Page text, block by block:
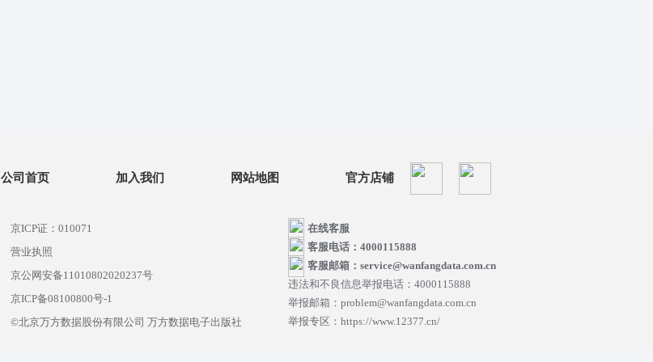
公司首页 加入我们 网站地图 官方店铺
京ICP证：010071
营业执照
京公网安备11010802020237号
京ICP备08100800号-1
©北京万方数据股份有限公司 万方数据电子出版社
在线客服
客服电话：4000115888
客服邮箱：service@wanfangdata.com.cn
违法和不良信息举报电话：4000115888
举报邮箱：problem@wanfangdata.com.cn
举报专区：https://www.12377.cn/